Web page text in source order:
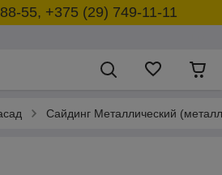
55, +375 (29) 749-11-11
Сайдинг Металлический